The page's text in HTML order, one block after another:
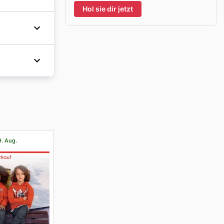
freuen.
auf
Aug.
Hol sie dir jetzt